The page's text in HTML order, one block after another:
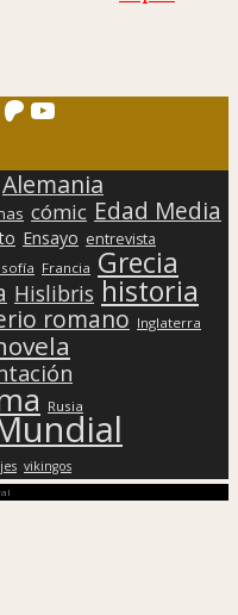
Patreon
YouTube
Alemania
cómic Edad Media
Ensayo entrevista
Francia Grecia
Hislibris historia
romano Inglaterra
Rusia
vikingos